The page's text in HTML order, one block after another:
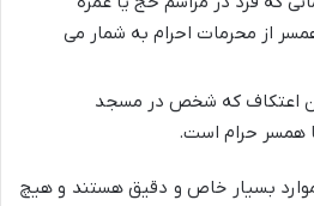
از محرمات احرام به شمار می
اعتکاف که شخص در مسجد
همسر حرام است.
بسیار خاص و دقیق هستند و هیچ